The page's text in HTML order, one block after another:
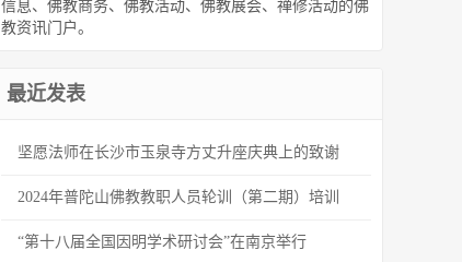
信息、佛教商务、佛教活动、佛教展会、禅修活动的佛
教资讯门户。
最近发表
坚愿法师在长沙市玉泉寺方丈升座庆典上的致谢
2024年普陀山佛教教职人员轮训（第二期）培训
“第十八届全国因明学术研讨会”在南京举行